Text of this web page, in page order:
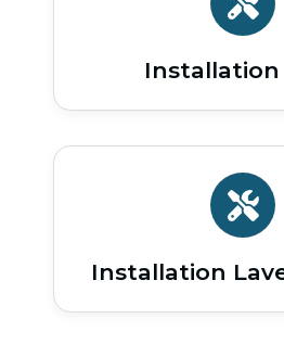
Installation
Installation